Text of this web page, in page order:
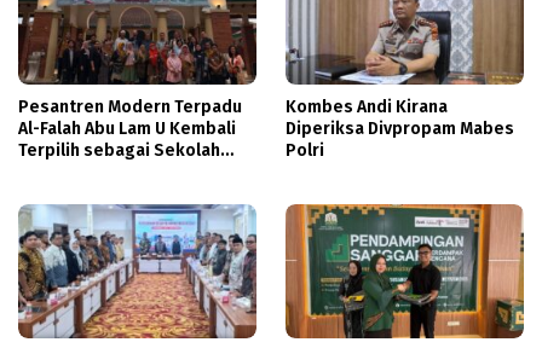
Pesantren Modern Terpadu
Al-Falah Abu Lam U Kembali
Terpilih sebagai Sekolah
Kombes Andi Kirana
Diperiksa Divpropam Mabes
Polri